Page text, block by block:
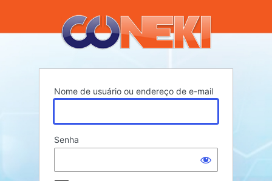
Nome de usuário ou endereço de e-mail
Senha